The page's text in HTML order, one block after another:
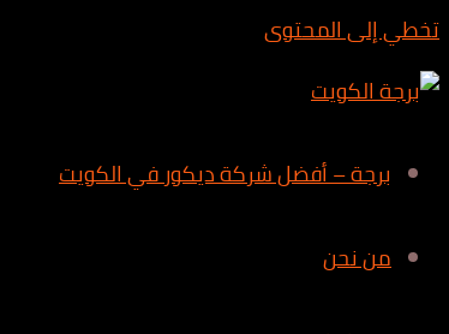
تخطي إلى المحتوى
برجة – أفضل شركة ديكور في الكويت
من نحن